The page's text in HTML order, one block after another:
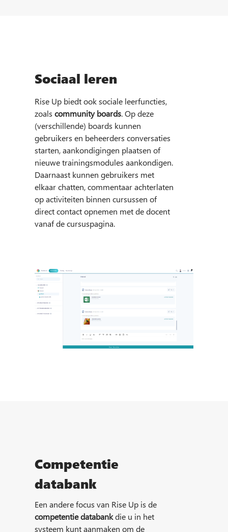
Sociaal leren
Rise Up biedt ook sociale leerfuncties,
zoals community boards. Op deze
(verschillende) boards kunnen
gebruikers en beheerders conversaties
starten, aankondigingen plaatsen of
nieuwe trainingsmodules aankondigen.
Daarnaast kunnen gebruikers met
elkaar chatten, commentaar achterlaten
op activiteiten binnen cursussen of
direct contact opnemen met de docent
vanaf de cursuspagina.
Competentie
databank
Een andere focus van Rise Up is de
competentie databankdie u in het
systeem kunt aanmaken om de